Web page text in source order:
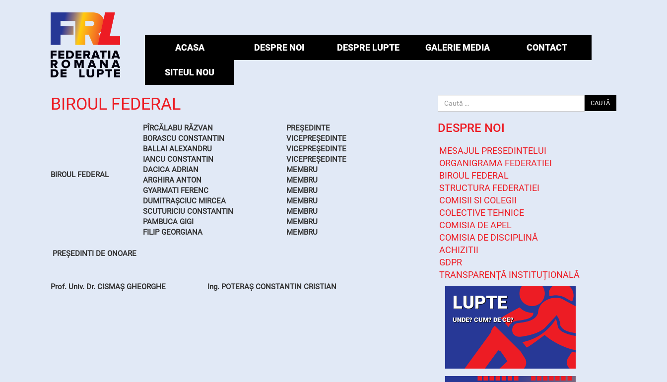
ACASA DESPRE NOI DESPRE LUPTE GALERIE MEDIA CONTACT
SITEUL NOU
BIROUL FEDERAL
BIROUL FEDERAL
PÎRCĂLABU RĂZVAN
PREȘEDINTE
BORASCU CONSTANTIN
VICEPREȘEDINTE
BALLAI ALEXANDRU
VICEPREȘEDINTE
IANCU CONSTANTIN
VICEPREȘEDINTE
DACICA ADRIAN
MEMBRU
ARGHIRA ANTON
MEMBRU
GYARMATI FERENC
MEMBRU
DUMITRAȘCIUC MIRCEA
MEMBRU
SCUTURICIU CONSTANTIN
MEMBRU
PAMBUCA GIGI
MEMBRU
FILIP GEORGIANA
MEMBRU
PREȘEDINTI DE ONOARE
Prof. Univ. Dr. CISMAȘ GHEORGHE Ing. POTERAȘ CONSTANTIN CRISTIAN
CAUTĂ
DESPRE NOI
MESAJUL PRESEDINTELUI
ORGANIGRAMA FEDERATIEI
BIROUL FEDERAL
STRUCTURA FEDERATIEI
COMISII SI COLEGII
COLECTIVE TEHNICE
COMISIA DE APEL
COMISIA DE DISCIPLINĂ
ACHIZITII
GDPR
TRANSPARENȚĂ INSTITUȚIONALĂ
LUPTE
UNDE? CUM? DE CE?